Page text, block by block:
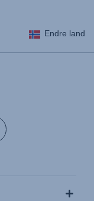
Endre land